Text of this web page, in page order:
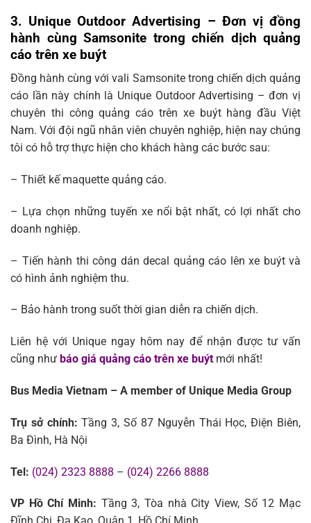
3. Unique Outdoor Advertising – Đơn vị đồng
hành cùng Samsonite trong chiến dịch quảng
cáo trên xe buýt
Đồng hành cùng với vali Samsonite trong chiến dịch quảng
cáo lần này chính là Unique Outdoor Advertising – đơn vị
chuyên thi công quảng cáo trên xe buýt hàng đầu Việt
Nam. Với đội ngũ nhân viên chuyên nghiệp, hiện nay chúng
tôi có hỗ trợ thực hiện cho khách hàng các bước sau:
– Thiết kế maquette quảng cáo.
– Lựa chọn những tuyến xe nổi bật nhất, có lợi nhất cho
doanh nghiệp.
– Tiến hành thi công dán decal quảng cáo lên xe buýt và
có hình ảnh nghiệm thu.
– Bảo hành trong suốt thời gian diễn ra chiến dịch.
Liên hệ với Unique ngay hôm nay để nhận được tư vấn
cũng như báo giá quảng cáo trên xe buýt mới nhất!
Bus Media Vietnam – A member of Unique Media Group
Trụ sở chính:Tầng 3, Số 87 Nguyễn Thái Học, Điện Biên,
Ba Đình, Hà Nội
Tel: (024) 2323 8888 – (024) 2266 8888
VP Hồ Chí Minh: Tầng 3, Tòa nhà City View, Số 12 Mạc